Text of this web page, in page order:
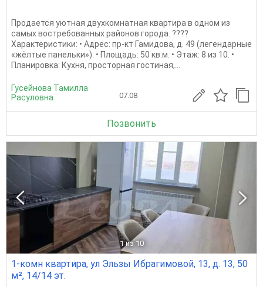
Продается уютная двухкомнатная квартира в одном из
самых востребованных районов города. ????
Характеристики: • Адрес: пр-кт Гамидова, д. 49 (легендарные
«жёлтые панельки»). • Площадь: 50 кв.м. • Этаж: 8 из 10. •
Планировка: Кухня, просторная гостиная,...
Гусейнова Тамилла
Расуловна
07.08
Позвонить
1 из 10
1-комн квартира, ул Эльзы Ибрагимовой, 13, д. 13, 50
м², 14/14 эт.